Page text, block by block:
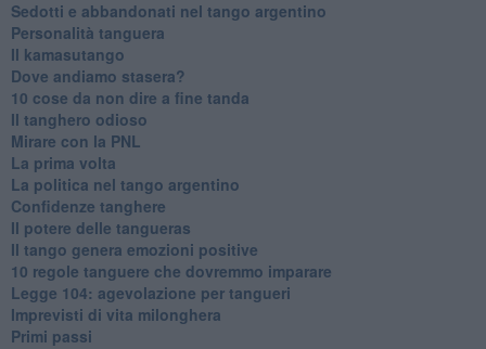
Sedotti e abbandonati nel tango argentino
Personalità tanguera
Il kamasutango
Dove andiamo stasera?
10 cose da non dire a fine tanda
Il tanghero odioso
Mirare con la PNL
La prima volta
La politica nel tango argentino
Confidenze tanghere
Il potere delle tangueras
Il tango genera emozioni positive
10 regole tanguere che dovremmo imparare
Legge 104: agevolazione per tangueri
Imprevisti di vita milonghera
Primi passi